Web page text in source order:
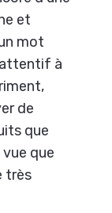
et
mot
attentif à
de
que
que
très